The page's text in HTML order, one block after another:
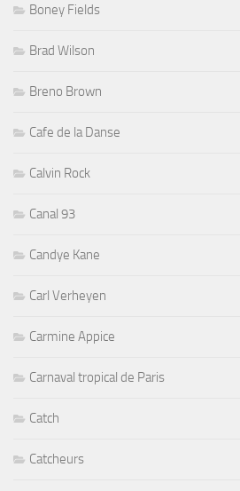
Boney Fields
Brad Wilson
Breno Brown
Cafe de la Danse
Calvin Rock
Canal 93
Candye Kane
Carl Verheyen
Carmine Appice
Carnaval tropical de Paris
Catch
Catcheurs